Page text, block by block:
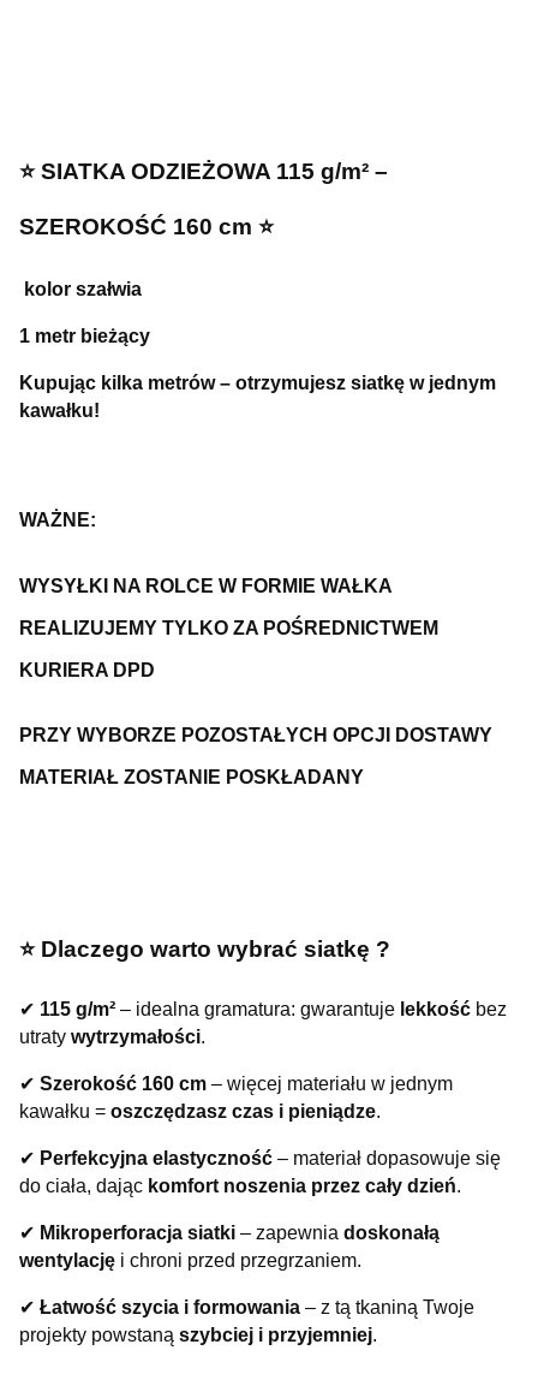
⭐ SIATKA ODZIEŻOWA 115 g/m² –
SZEROKOŚĆ 160 cm ⭐
kolor szałwia
1 metr bieżący
Kupując kilka metrów – otrzymujesz siatkę w jednym
kawałku!
WAŻNE:
WYSYŁKI NA ROLCE W FORMIE WAŁKA
REALIZUJEMY TYLKO ZA POŚREDNICTWEM
KURIERA DPD
PRZY WYBORZE POZOSTAŁYCH OPCJI DOSTAWY
MATERIAŁ ZOSTANIE POSKŁADANY
⭐️ Dlaczego warto wybrać siatkę ?
✔ 115 g/m² – idealna gramatura: gwarantuje lekkość bez
utraty wytrzymałości.
✔ Szerokość 160 cm – więcej materiału w jednym
kawałku = oszczędzasz czas i pieniądze.
✔ Perfekcyjna elastyczność – materiał dopasowuje się
do ciała, dając komfort noszenia przez cały dzień.
✔ Mikroperforacja siatki – zapewnia doskonałą
wentylację i chroni przed przegrzaniem.
✔ Łatwość szycia i formowania – z tą tkaniną Twoje
projekty powstaną szybciej i przyjemniej.